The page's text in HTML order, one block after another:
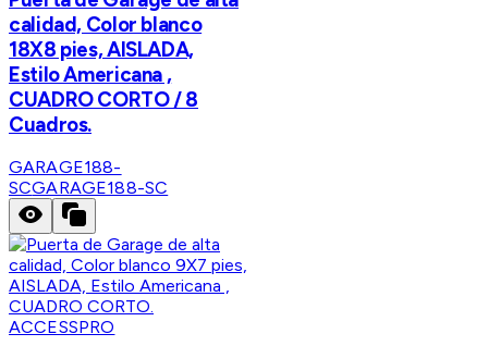
calidad, Color blanco
18X8 pies, AISLADA,
Estilo Americana ,
CUADRO CORTO / 8
Cuadros.
GARAGE188-
SCGARAGE188-SC
ACCESSPRO